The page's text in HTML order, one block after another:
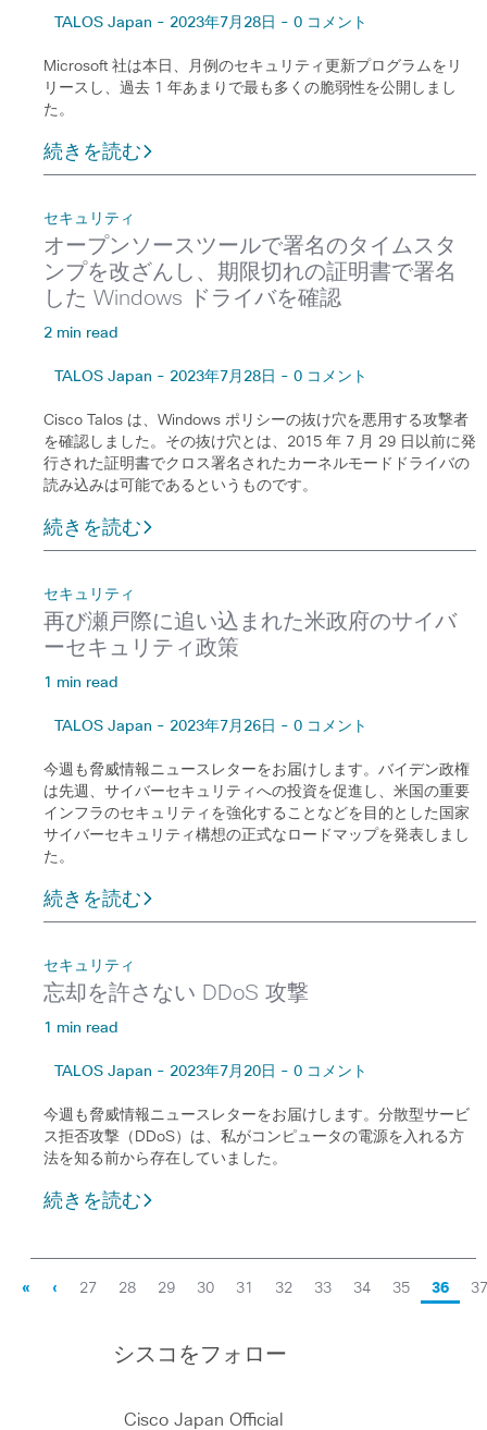
TALOS Japan - 2023年7月28日 - 0 コメント
Microsoft 社は本日、月例のセキュリティ更新プログラムをリ
リースし、過去 1 年あまりで最も多くの脆弱性を公開しまし
た。
続きを読む
セキュリティ
オープンソースツールで署名のタイムスタ
ンプを改ざんし、期限切れの証明書で署名
した Windows ドライバを確認
2 min read
TALOS Japan - 2023年7月28日 - 0 コメント
Cisco Talos は、Windows ポリシーの抜け穴を悪用する攻撃者
を確認しました。その抜け穴とは、2015 年 7 月 29 日以前に発
行された証明書でクロス署名されたカーネルモードドライバの
読み込みは可能であるというものです。
続きを読む
セキュリティ
再び瀬戸際に追い込まれた米政府のサイバ
ーセキュリティ政策
1 min read
TALOS Japan - 2023年7月26日 - 0 コメント
今週も脅威情報ニュースレターをお届けします。バイデン政権
は先週、サイバーセキュリティへの投資を促進し、米国の重要
インフラのセキュリティを強化することなどを目的とした国家
サイバーセキュリティ構想の正式なロードマップを発表しまし
た。
続きを読む
セキュリティ
忘却を許さない DDoS 攻撃
1 min read
TALOS Japan - 2023年7月20日 - 0 コメント
今週も脅威情報ニュースレターをお届けします。分散型サービ
ス拒否攻撃（DDoS）は、私がコンピュータの電源を入れる方
法を知る前から存在していました。
続きを読む
« ‹ 27 28 29 30 31 32 33 34 35 36 37
シスコをフォロー
Cisco Japan Official